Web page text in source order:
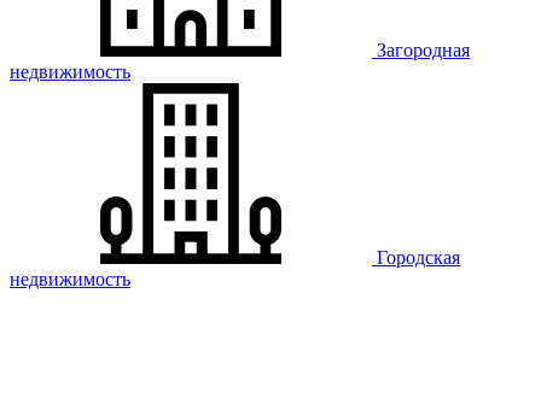
Загородная
недвижимость
Городская
недвижимость